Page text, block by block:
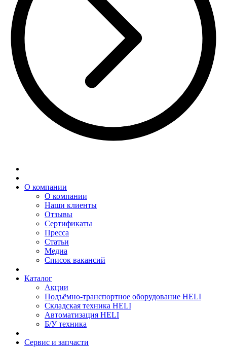
О компании
О компании
Наши клиенты
Отзывы
Сертификаты
Пресса
Статьи
Медиа
Список вакансий
Каталог
Акции
Подъёмно-транспортное оборудование HELI
Складская техника HELI
Автоматизация HELI
Б/У техника
Сервис и запчасти